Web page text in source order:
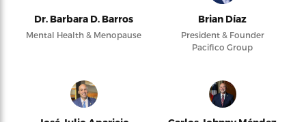
Dr. Barbara D. Barros
Mental Health & Menopause
Brian Díaz
President & Founder
Pacifico Group